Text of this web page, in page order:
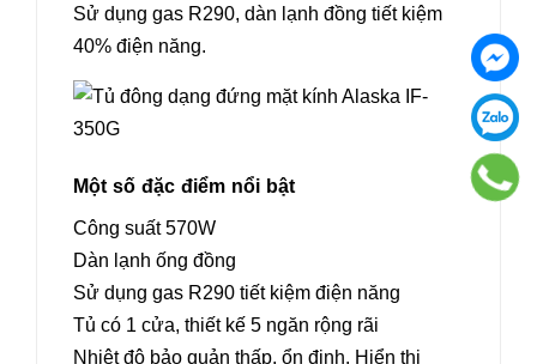
Sử dụng gas R290, dàn lạnh đồng tiết kiệm
40% điện năng.
Một số đặc điểm nổi bật
Công suất 570W
Dàn lạnh ống đồng
Sử dụng gas R290 tiết kiệm điện năng
Tủ có 1 cửa, thiết kế 5 ngăn rộng rãi
Nhiệt độ bảo quản thấp, ổn định. Hiển thị